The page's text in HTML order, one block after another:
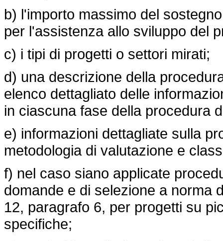
b) l'importo massimo del
per l'assistenza allo sviluppo del
c) i tipi di progetti o settori mirati;
d) una descrizione della
elenco dettagliato delle
in ciascuna fase della procedura
e) informazioni dettagliate sulla
metodologia di valutazione e
f) nel caso siano applicate
domande e di selezione a norma
12, paragrafo 6, per progetti su
specifiche;